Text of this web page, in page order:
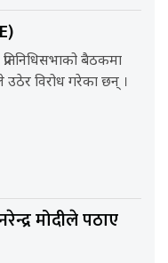
बैठकमा
उठेर विरोध गरेका छन् ।
मोदीले पठाए